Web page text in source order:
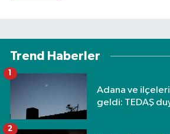
Trend Haberler
Adana ve
geldi: TEDAŞ
1
2